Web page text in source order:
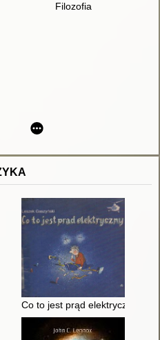
cierpień Filozofia
filozoficznych dla studiujących
Odpowiedzi na głupie pytania
Co to jest prąd elektryczny